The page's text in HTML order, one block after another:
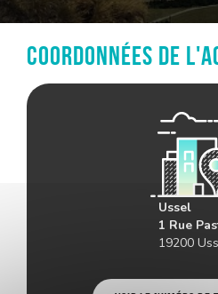
Coordonnées de
Ussel
1 Rue
19200